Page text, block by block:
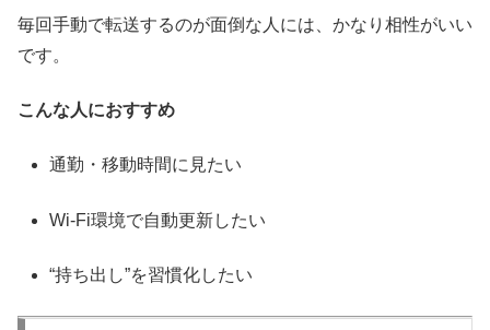
毎回手動で転送するのが面倒な人には、かなり相性がいい
です。
こんな人におすすめ
通勤・移動時間に見たい
Wi-Fi環境で自動更新したい
“持ち出し”を習慣化したい